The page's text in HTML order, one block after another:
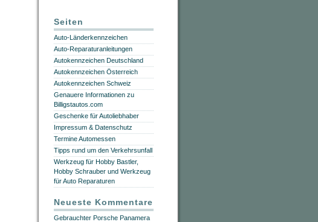
Seiten
Auto-Länderkennzeichen
Auto-Reparaturanleitungen
Autokennzeichen Deutschland
Autokennzeichen Österreich
Autokennzeichen Schweiz
Genauere Informationen zu
Billigstautos.com
Geschenke für Autoliebhaber
Impressum & Datenschutz
Termine Automessen
Tipps rund um den Verkehrsunfall
Werkzeug für Hobby Bastler,
Hobby Schrauber und Werkzeug
für Auto Reparaturen
Neueste Kommentare
Gebrauchter Porsche Panamera